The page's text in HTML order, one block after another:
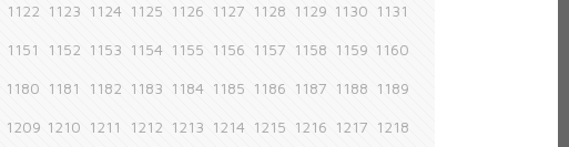
1122 1123 1124 1125 1126 1127 1128 1129 1130 1131
1151 1152 1153 1154 1155 1156 1157 1158 1159 1160
1180 1181 1182 1183 1184 1185 1186 1187 1188 1189
1209 1210 1211 1212 1213 1214 1215 1216 1217 1218